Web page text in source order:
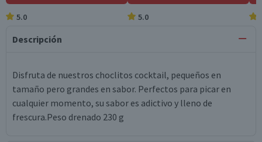
5.0 5.0
Descripción
Disfruta de nuestros choclitos cocktail, pequeños en
tamaño pero grandes en sabor. Perfectos para picar en
cualquier momento, su sabor es adictivo y lleno de
frescura.Peso drenado 230 g